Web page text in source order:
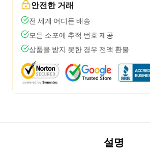
안전한 거래
전 세계 어디든 배송
모든 소포에 추적 번호 제공
상품을 받지 못한 경우 전액 환불
설명